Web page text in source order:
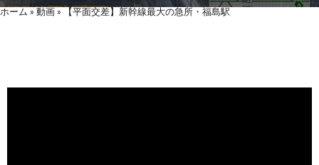
ホーム » 動画 » 【平面交差】新幹線最大の急所・福島駅